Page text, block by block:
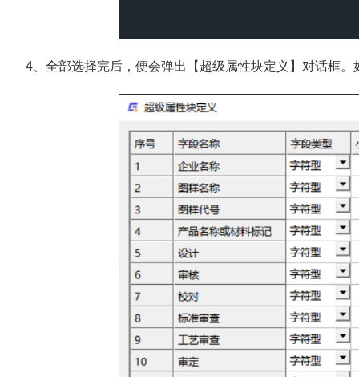
4、全部选择完后，便会弹出【超级属性块定义】对话框。